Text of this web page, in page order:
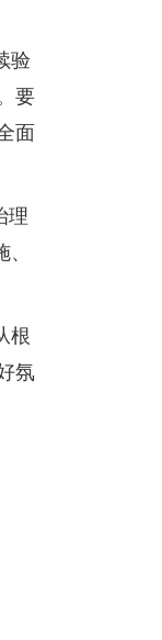
验
要
面
理
根
氛